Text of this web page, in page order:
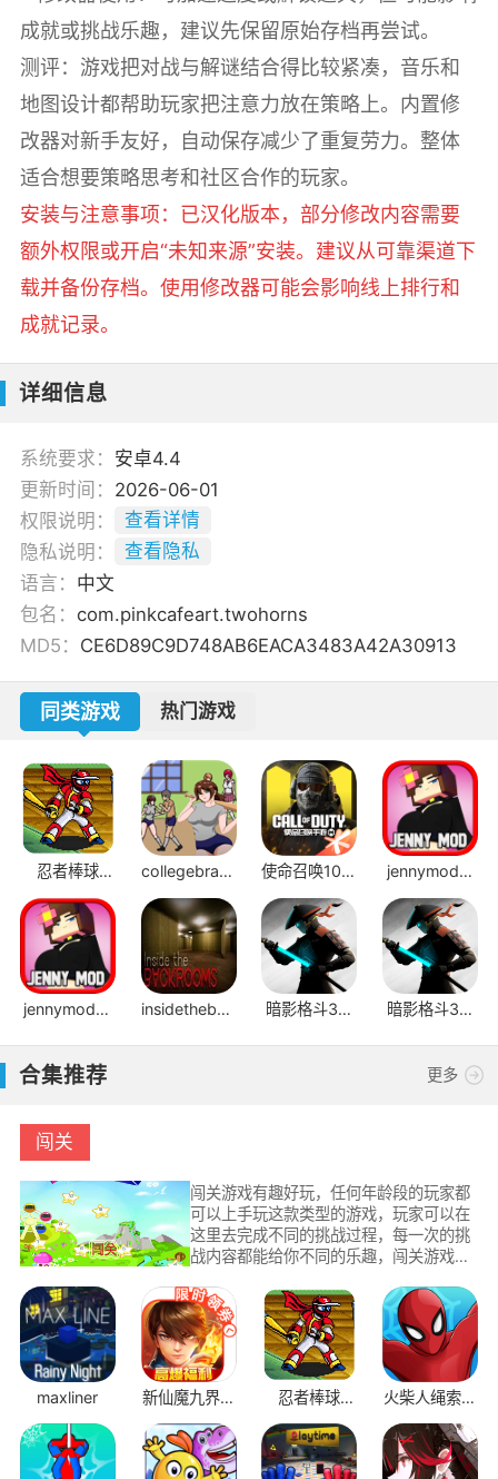
成就或挑战乐趣，建议先保留原始存档再尝试。
测评：游戏把对战与解谜结合得比较紧凑，音乐和
地图设计都帮助玩家把注意力放在策略上。内置修
改器对新手友好，自动保存减少了重复劳力。整体
适合想要策略思考和社区合作的玩家。
安装与注意事项：已汉化版本，部分修改内容需要
额外权限或开启“未知来源”安装。建议从可靠渠道下
载并备份存档。使用修改器可能会影响线上排行和
成就记录。
详细信息
系统要求： 安卓4.4
更新时间： 2026-06-01
权限说明：
查看详情
隐私说明：
查看隐私
语言： 中文
包名： com.pinkcafeart.twohorns
MD5： CE6D89C9D748AB6EACA3483A42A30913
同类游戏 热门游戏
忍者棒球
v2.1.1
collegebrawl
手机版
使命召唤10幽
灵
jennymod模
组JAVA版
jennymod模
insidethebackrooms暗影格斗3国
暗影格斗3官
合集推荐 更多
闯关
闯关游戏有趣好玩，任何年龄段的玩家都
可以上手玩这款类型的游戏，玩家可以在
这里去完成不同的挑战过程，每一次的挑
战内容都能给你不同的乐趣，闯关游戏中
的动脑时刻到了，如果你喜欢玩闯关游
戏，那就多多关注手游TV下载站，这里永
远为你带来最好玩的闯关游戏。
maxliner
新仙魔九界互
通版
忍者棒球
v2.1.1
火柴人绳索救
援